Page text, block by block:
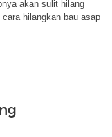
akan sulit hilang
hilangkan bau asap